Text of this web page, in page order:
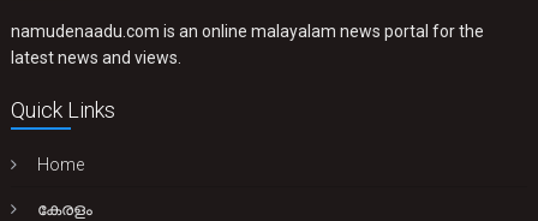
namudenaadu.com is an online malayalam news portal for the
latest news and views.
Quick Links
Home
കേരളം